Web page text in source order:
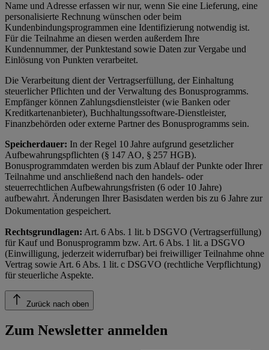
Name und Adresse erfassen wir nur, wenn Sie eine Lieferung, eine
personalisierte Rechnung wünschen oder beim
Kundenbindungsprogrammen eine Identifizierung notwendig ist.
Für die Teilnahme an diesen werden außerdem Ihre
Kundennummer, der Punktestand sowie Daten zur Vergabe und
Einlösung von Punkten verarbeitet.
Die Verarbeitung dient der Vertragserfüllung, der Einhaltung
steuerlicher Pflichten und der Verwaltung des Bonusprogramms.
Empfänger können Zahlungsdienstleister (wie Banken oder
Kreditkartenanbieter), Buchhaltungssoftware-Dienstleister,
Finanzbehörden oder externe Partner des Bonusprogramms sein.
Speicherdauer: In der Regel 10 Jahre aufgrund gesetzlicher
Aufbewahrungspflichten (§ 147 AO, § 257 HGB).
Bonusprogrammdaten werden bis zum Ablauf der Punkte oder Ihrer
Teilnahme und anschließend nach den handels- oder
steuerrechtlichen Aufbewahrungsfristen (6 oder 10 Jahre)
aufbewahrt. Änderungen Ihrer Basisdaten werden bis zu 6 Jahre zur
Dokumentation gespeichert.
Rechtsgrundlagen: Art. 6 Abs. 1 lit. b DSGVO (Vertragserfüllung)
für Kauf und Bonusprogramm bzw. Art. 6 Abs. 1 lit. a DSGVO
(Einwilligung, jederzeit widerrufbar) bei freiwilliger Teilnahme ohne
Vertrag sowie Art. 6 Abs. 1 lit. c DSGVO (rechtliche Verpflichtung)
für steuerliche Aspekte.
Zurück nach oben
Zum Newsletter anmelden